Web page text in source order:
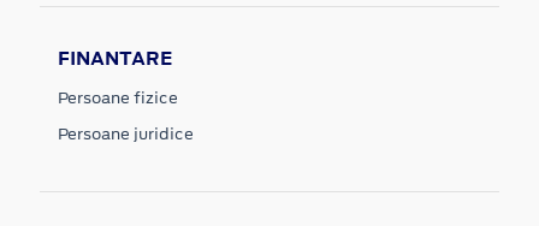
FINANTARE
Persoane fizice
Persoane juridice